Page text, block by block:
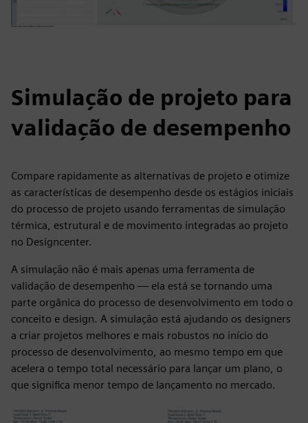
Simulação de projeto para
validação de desempenho
Compare rapidamente as alternativas de projeto e otimize
as características de desempenho desde os estágios iniciais
do processo de projeto usando ferramentas de simulação
térmica, estrutural e de movimento integradas ao projeto
no Designcenter.
A simulação não é mais apenas uma ferramenta de
validação de desempenho — ela está se tornando uma
parte orgânica do processo de desenvolvimento em todo o
conceito e design. A simulação está ajudando os designers
a criar projetos melhores e mais robustos no início do
processo de desenvolvimento, ao mesmo tempo em que
acelera o tempo total necessário para lançar um plano, o
que significa menor tempo de lançamento no mercado.